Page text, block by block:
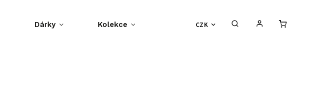
CZK
Dárky Kolekce Příběh BF-Clips O nás